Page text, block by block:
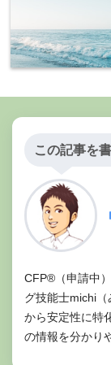
この記事を
CFP®（申請中
グ技能士michi
から安定性に特
の情報を分かり